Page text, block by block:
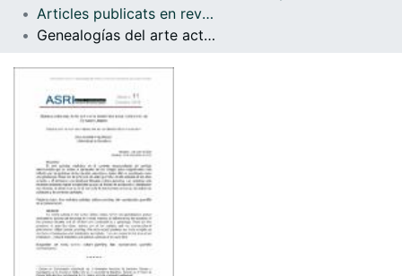
Com publicar
Articles publicats en revistes (Arts Visuals i Disseny)
Genealogías del arte activista mediático en el contexto de Estados Unidos